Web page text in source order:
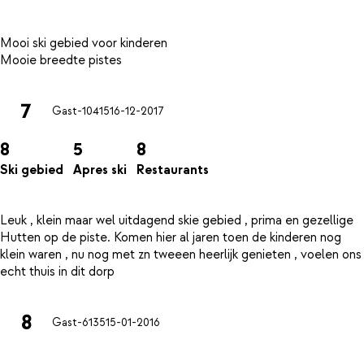
Mooi ski gebied voor kinderen
7 Gast-1041516-12-2017
8
Ski gebied
5
Apres ski
8
Restaurants
Leuk , klein maar wel uitdagend skie gebied , prima en gezellige
Hutten op de piste. Komen hier al jaren toen de kinderen nog
klein waren , nu nog met zn tweeen heerlijk genieten , voelen ons
8 Gast-613515-01-2016